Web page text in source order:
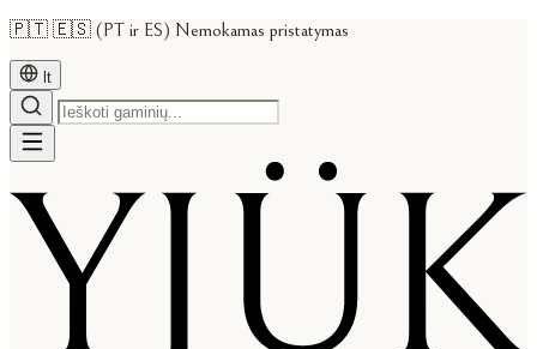
🇵🇹 🇪🇸 (PT ir ES) Nemokamas pristatymas
lt